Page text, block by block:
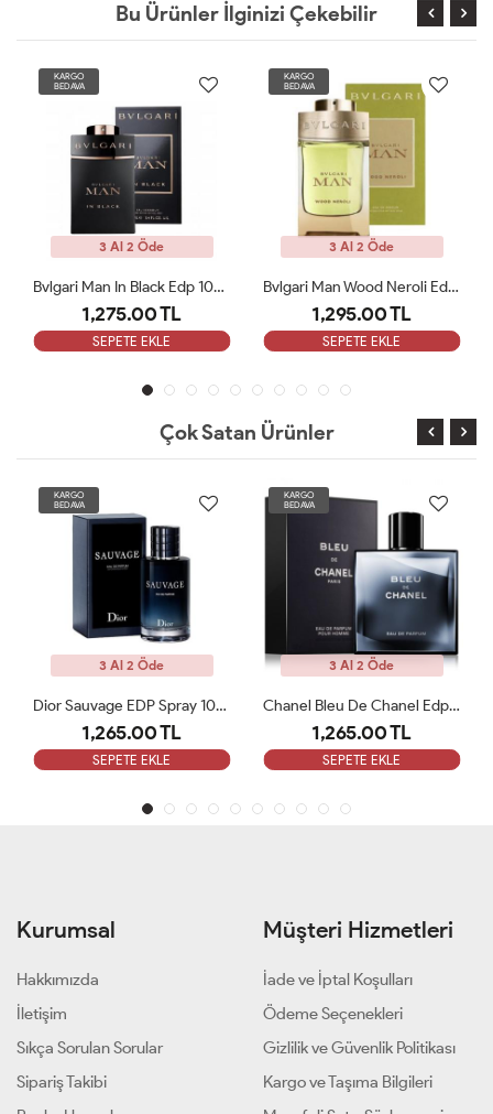
Bu Ürünler İlginizi Çekebilir
KARGO
BEDAVA
3 Al 2 Öde
Bvlgari Man Wood Neroli Edp 100 Ml ARC
1,295.00 TL
SEPETE EKLE
KARGO
BEDAVA
3 Al 2 Öde
Paco Rabanne Invictus EDT Erkek Parfüm 100 Ml ARC
1,350.00 TL
SEPETE EKLE
Çok Satan Ürünler
KARGO
BEDAVA
3 Al 2 Öde
Chanel Bleu De Chanel Edp 100 Ml ARC
1,265.00 TL
SEPETE EKLE
KARGO
BEDAVA
3 Al 2 Öde
Dior Fahrenheit 100 Ml EDT Erkek Parfüm ARC
1,265.00 TL
SEPETE EKLE
Kurumsal
Hakkımızda
İletişim
Sıkça Sorulan Sorular
Sipariş Takibi
Müşteri Hizmetleri
İade ve İptal Koşulları
Ödeme Seçenekleri
Gizlilik ve Güvenlik Politikası
Kargo ve Taşıma Bilgileri